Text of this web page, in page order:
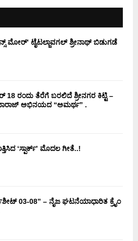
ಮೋರ್’ ಟೈಟಲ್ಜಾವಗಲ್ ಶ್ರೀನಾಥ್ ಬಿಡುಗಡೆ
18 ರಂದು ತೆರೆಗೆ ಬರಲಿದೆ ಶ್ರೀನಗರ ಕಿಟ್ಟಿ –
ಅಭಿನಯದ “ಅಮರ್ಥ” .
‘ಸ್ಪಾರ್ಕ್’ ಮೊದಲ‌ ಗೀತೆ..!
03-08” – ನೈಜ ಘಟನೆಯಾಧಾರಿತ ಕ್ರೈಂ